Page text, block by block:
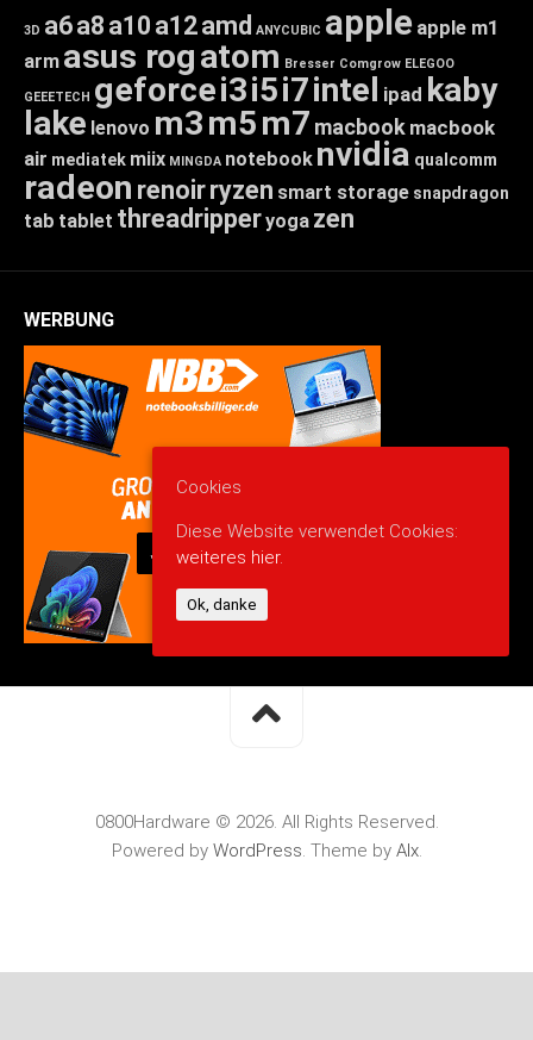
3D a6a8 a10 a12amd ANYCUBIC apple apple m1
arm asus rogatom Bresser Comgrow ELEGOO
GEEETECH geforcei3i5i7intel ipad kaby
lake lenovo m3m5m7 macbook macbook
air mediatek miix MINGDA notebook nvidia qualcomm
radeon renoirryzen smart storage snapdragon
tab tablet threadripperyoga zen
WERBUNG
0800Hardware © 2026. All Rights Reserved.
Powered by WordPress. Theme by Alx.
Cookies
Diese Website verwendet Cookies:
weiteres hier.
Ok, danke